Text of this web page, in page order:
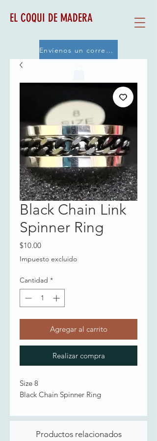
EL COQUI DE MADERA
Envíenos un correo electrónico
Black Chain Link
Spinner Ring
$10.00Precio
Impuesto excluido
Cantidad *
Agregar al carrito
Realizar compra
Size 8
Black Chain Spinner Ring
Productos relacionados